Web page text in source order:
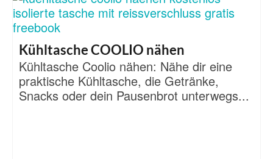
Kühltasche COOLIO nähen
Kühltasche Coolio nähen: Nähe dir eine
praktische Kühltasche, die Getränke,
Snacks oder dein Pausenbrot unterwegs...